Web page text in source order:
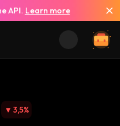
API. Learn more
3,5%